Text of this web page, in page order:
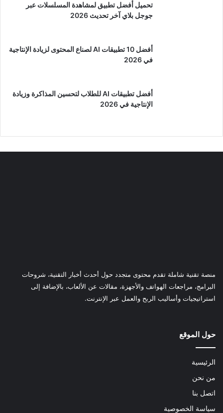
تحميل أفضل تطبيق لمشاهدة المسلسلات عبر
جوجل بلاي آخر تحديث 2026
أفضل 10 تطبيقات AI لصناع المحتوى لزيادة الإنتاجية
في 2026
أفضل تطبيقات AI للطلاب لتحسين المذاكرة وزيادة
الإنتاجية في 2026
منصة تقنية شاملة تقدم محتوى متجدد حول أحدث أخبار التقنية، شروحات
البرامج، مراجعات الهواتف والأجهزة، مقالات عن الألعاب، بالإضافة إلى
استراتيجيات وأساليب الربح والعمل عبر الإنترنت.
حول الموقع
الرئيسية
من نحن
اتصل بنا
سياسة الخصوصية